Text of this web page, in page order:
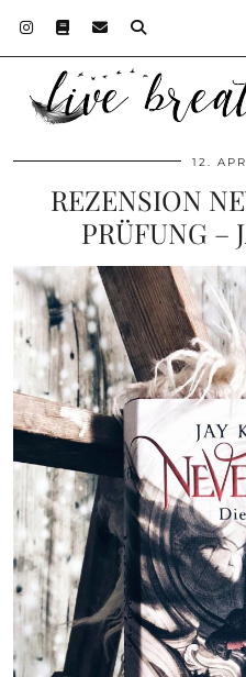
12.
REZENSION
PRÜFUNG –